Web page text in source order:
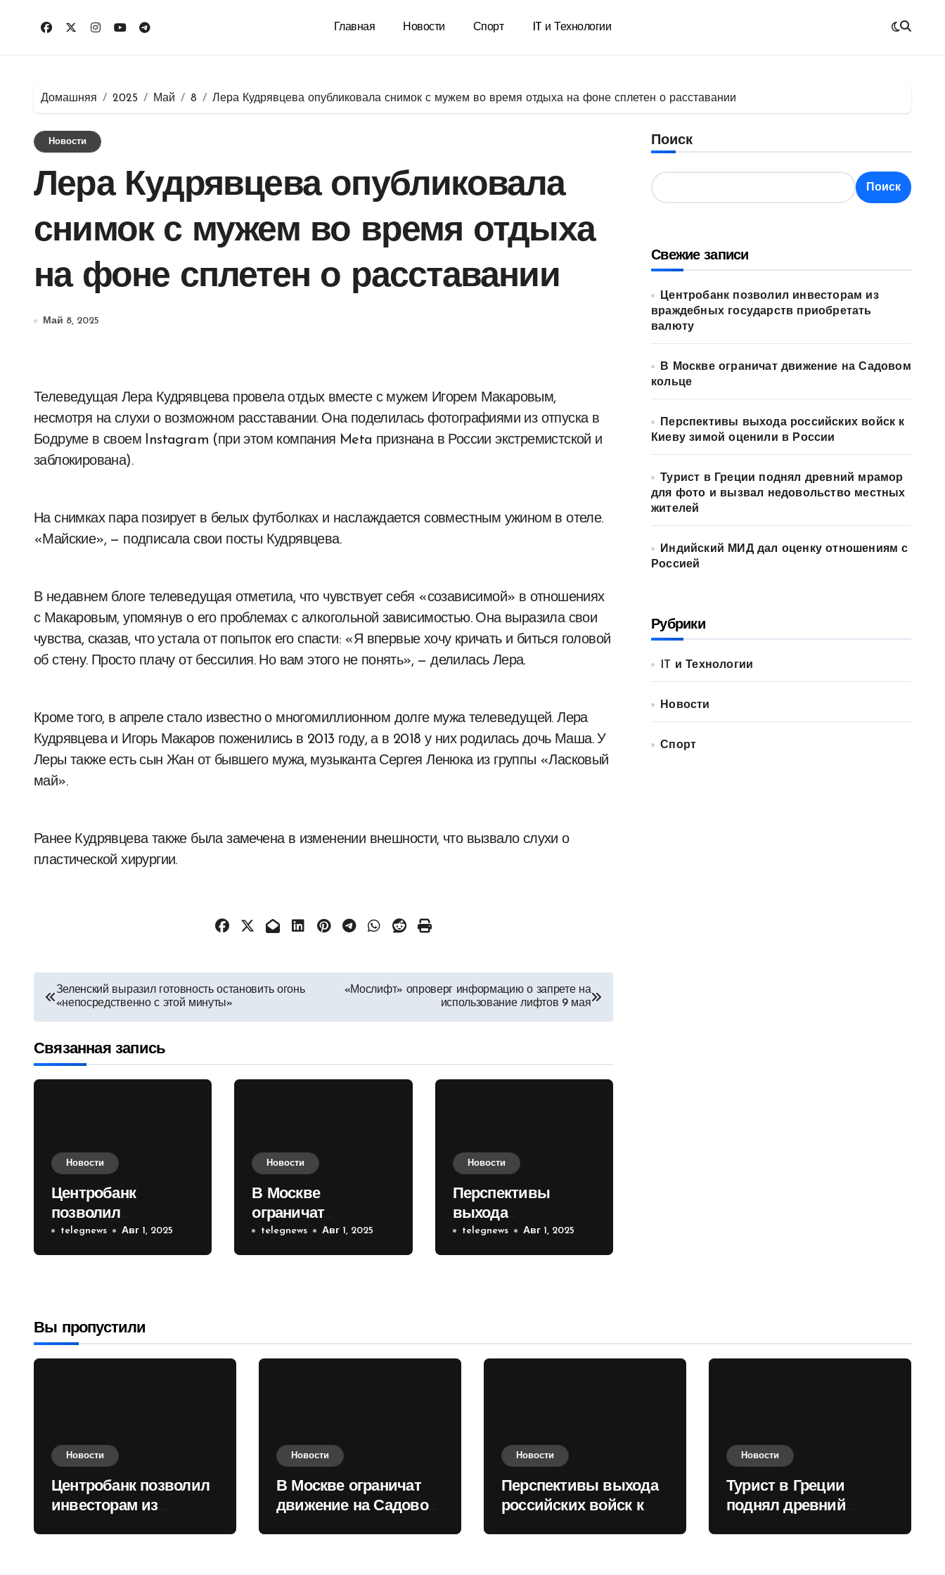
Главная Новости Спорт IT и Технологии
Домашняя 2025 Май 8 Лера Кудрявцева опубликовала снимок с мужем во время отдыха на фоне сплетен о расставании
Новости
Лера Кудрявцева опубликовала
снимок с мужем во время отдыха
на фоне сплетен о расставании
Май 8, 2025
Телеведущая Лера Кудрявцева провела отдых вместе с мужем Игорем Макаровым,
несмотря на слухи о возможном расставании. Она поделилась фотографиями из отпуска в
Бодруме в своем Instagram (при этом компания Meta признана в России экстремистской и
заблокирована).
На снимках пара позирует в белых футболках и наслаждается совместным ужином в отеле.
«Майские», — подписала свои посты Кудрявцева.
В недавнем блоге телеведущая отметила, что чувствует себя «созависимой» в отношениях
с Макаровым, упомянув о его проблемах с алкогольной зависимостью. Она выразила свои
чувства, сказав, что устала от попыток его спасти: «Я впервые хочу кричать и биться головой
об стену. Просто плачу от бессилия. Но вам этого не понять», — делилась Лера.
Кроме того, в апреле стало известно о многомиллионном долге мужа телеведущей. Лера
Кудрявцева и Игорь Макаров поженились в 2013 году, а в 2018 у них родилась дочь Маша. У
Леры также есть сын Жан от бывшего мужа, музыканта Сергея Ленюка из группы «Ласковый
май».
Ранее Кудрявцева также была замечена в изменении внешности, что вызвало слухи о
пластической хирургии.
Навигация
по
записям
Зеленский выразил готовность остановить огонь
«непосредственно с этой минуты»
«Мослифт» опроверг информацию о запрете на
использование лифтов 9 мая
Связанная запись
Новости
Центробанк
позволил
инвесторам из
враждебных
telegnews Авг 1, 2025
Новости
В Москве
ограничат
движение на
Садовом кольце
telegnews Авг 1, 2025
Новости
Перспективы
выхода
российских войск к
Киеву зимой
telegnews Авг 1, 2025
Поиск
Поиск
Свежие записи
Центробанк позволил инвесторам из
враждебных государств приобретать
валюту
В Москве ограничат движение на Садовом
кольце
Перспективы выхода российских войск к
Киеву зимой оценили в России
Турист в Греции поднял древний мрамор
для фото и вызвал недовольство местных
жителей
Индийский МИД дал оценку отношениям с
Россией
Рубрики
IT и Технологии
Новости
Спорт
Вы пропустили
Новости
Центробанк позволил
инвесторам из
Новости
В Москве ограничат
движение на Садовом
Новости
Перспективы выхода
российских войск к
Новости
Турист в Греции
поднял древний